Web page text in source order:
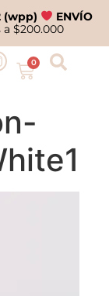
(wpp)
ENVÍO
$200.000
0